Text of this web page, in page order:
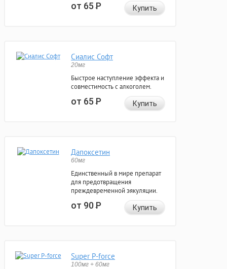
от 65Р Купить
Сиалис Софт
20мг
Быстрое наступление эффекта и
совместимость с алкоголем.
от 65Р Купить
Дапоксетин
60мг
Единственный в мире препарат
для предотвращения
преждевременной эякуляции.
от 90Р Купить
Super P-force
100мг + 60мг